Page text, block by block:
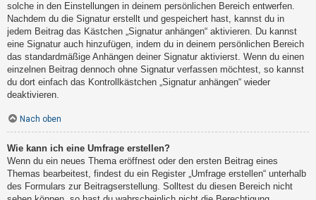
solche in den Einstellungen in deinem persönlichen Bereich entwerfen.
Nachdem du die Signatur erstellt und gespeichert hast, kannst du in
jedem Beitrag das Kästchen „Signatur anhängen“ aktivieren. Du kannst
eine Signatur auch hinzufügen, indem du in deinem persönlichen Bereich
das standardmäßige Anhängen deiner Signatur aktivierst. Wenn du einen
einzelnen Beitrag dennoch ohne Signatur verfassen möchtest, so kannst
du dort einfach das Kontrollkästchen „Signatur anhängen“ wieder
deaktivieren.
Nach oben
Wie kann ich eine Umfrage erstellen?
Wenn du ein neues Thema eröffnest oder den ersten Beitrag eines
Themas bearbeitest, findest du ein Register „Umfrage erstellen“ unterhalb
des Formulars zur Beitragserstellung. Solltest du diesen Bereich nicht